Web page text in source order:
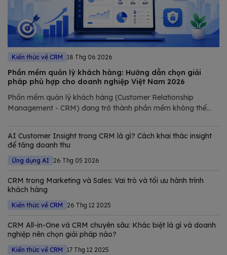
Kiến thức về CRM 18 Thg 06 2026
Phần mềm quản lý khách hàng: Hướng dẫn chọn giải
pháp phù hợp cho doanh nghiệp Việt Nam 2026
Phần mềm quản lý khách hàng (Customer Relationship
Management - CRM) đang trở thành phần mềm không thể
Trong bài viết này, Bizfly tổng hợp và phân tích chi tiết các
giải pháp CRM tốt nhất
AI Customer Insight trong CRM là gì? Cách khai thác insight
để tăng doanh thu
Ứng dụng AI 26 Thg 05 2026
CRM trong Marketing và Sales: Vai trò và tối ưu hành trình
khách hàng
Kiến thức về CRM 26 Thg 12 2025
CRM All-in-One và CRM chuyên sâu: Khác biệt là gì và doanh
nghiệp nên chọn giải pháp nào?
Kiến thức về CRM 17 Thg 12 2025